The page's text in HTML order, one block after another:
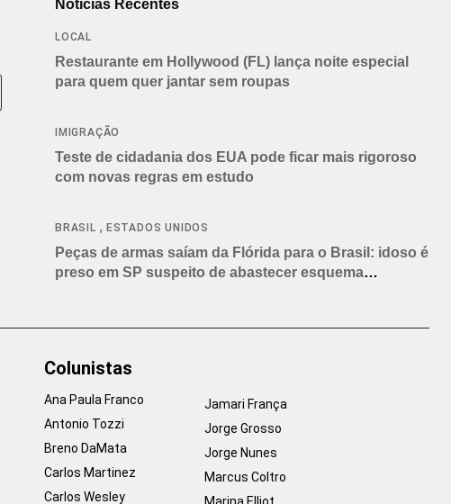
Notícias Recentes
LOCAL
Restaurante em Hollywood (FL) lança noite especial
para quem quer jantar sem roupas
IMIGRAÇÃO
Teste de cidadania dos EUA pode ficar mais rigoroso
com novas regras em estudo
BRASIL , ESTADOS UNIDOS
Peças de armas saíam da Flórida para o Brasil: idoso é
preso em SP suspeito de abastecer esquema
Colunistas
Ana Paula Franco
Antonio Tozzi
Breno DaMata
Carlos Martinez
Carlos Wesley
Jamari França
Jorge Grosso
Jorge Nunes
Marcus Coltro